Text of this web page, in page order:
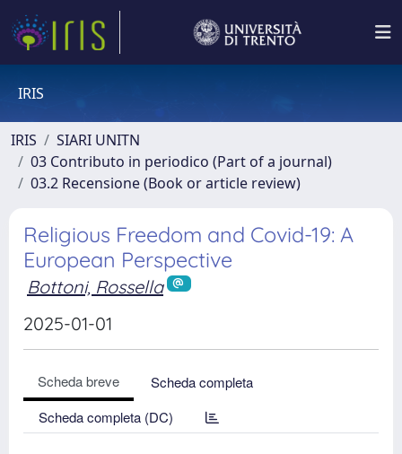
IRIS
IRIS
SIARI UNITN
03 Contributo in periodico (Part of a journal)
03.2 Recensione (Book or article review)
Religious Freedom and Covid-19: A
European Perspective
Bottoni, Rossella
2025-01-01
Scheda breve
Scheda completa
Scheda completa (DC)